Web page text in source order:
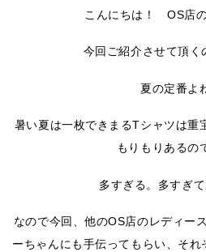
こんにちは！ OS店の
今回ご紹介させて頂く
夏の定番よ
暑い夏は一枚できまるTシャツは重
もりもりあるの
多すぎる。多すぎて
なので今回、他のOS店のレディー
ーちゃんにも手伝ってもらい、そ